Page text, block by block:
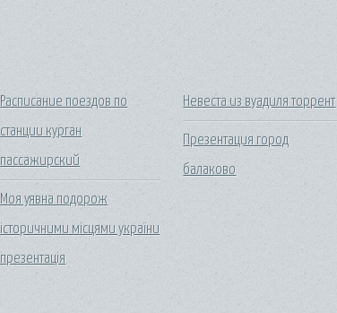
Расписание поездов по
станции курган
пассажирский
Моя уявна подорож
історичними місцями україни
презентація
Невеста из вуадиля торрент
Презентация город
балаково